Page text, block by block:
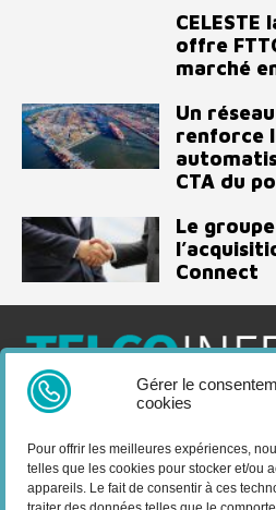
Gérer le
cookies
Pour offrir les meilleures expériences,
telles que les cookies pour stocker et/ou
appareils. Le fait de consentir à ces
offre
marché
Un
renforce
CTA du
Le
Connect
Telco Infra News est un média
services, des news, des
livres blancs et les nominations du
informations sur les innovations en